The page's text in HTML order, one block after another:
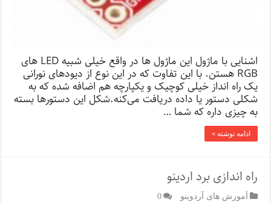
اشنایی با ماژول این ماژول ها در واقع خیلی شبیه LED های
RGB هستن. با این تفاوت که در این نوع از دیود‌های نورانی
یک راه انداز خیلی کوچیک و یکپارچه هم اضافه شده که به
شکلی دستور یا داده دریافت می‌کنه.شکل این دستور‌ها بسته
به چیزی داره که شما …
ادامه نوشته »
راه اندازی برد اردینو
آموزش های آردوینو 0